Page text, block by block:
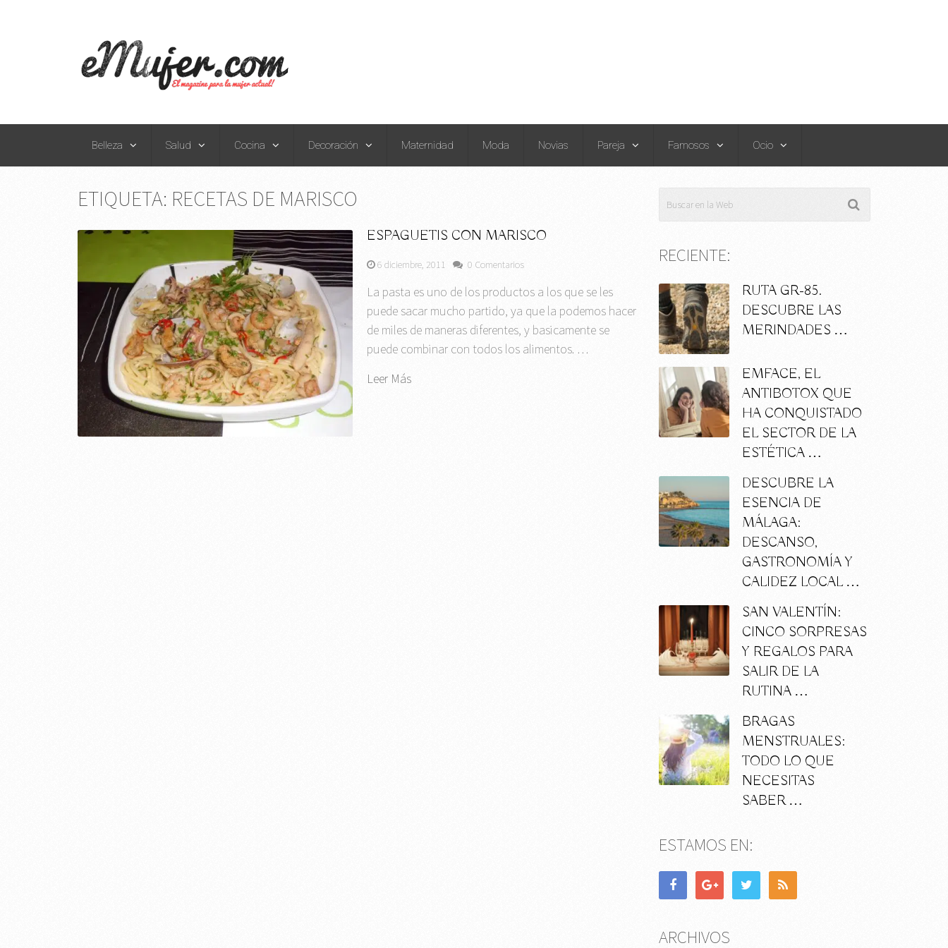
Belleza Salud Cocina Decoración Maternidad Moda Novias Pareja Famosos Ocio
ETIQUETA: RECETAS DE MARISCO
ESPAGUETIS CON MARISCO
6 diciembre, 2011 0 Comentarios
La pasta es uno de los productos a los que se les
puede sacar mucho partido, ya que la podemos hacer
de miles de maneras diferentes, y basicamente se
puede combinar con todos los alimentos. …
Leer Más
RECIENTE:
RUTA GR-85.
DESCUBRE LAS
MERINDADES …
EMFACE, EL
ANTIBOTOX QUE
HA CONQUISTADO
EL SECTOR DE LA
ESTÉTICA …
DESCUBRE LA
ESENCIA DE
MÁLAGA:
DESCANSO,
GASTRONOMÍA Y
CALIDEZ LOCAL …
SAN VALENTÍN:
CINCO SORPRESAS
Y REGALOS PARA
SALIR DE LA
RUTINA …
BRAGAS
MENSTRUALES:
TODO LO QUE
NECESITAS
SABER …
ESTAMOS EN:
ARCHIVOS